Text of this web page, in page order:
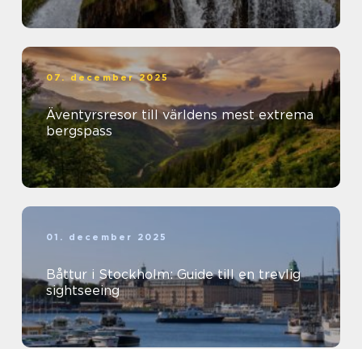
07. december 2025
Äventyrsresor till världens mest extrema
bergspass
01. december 2025
Båttur i Stockholm: Guide till en trevlig
sightseeing